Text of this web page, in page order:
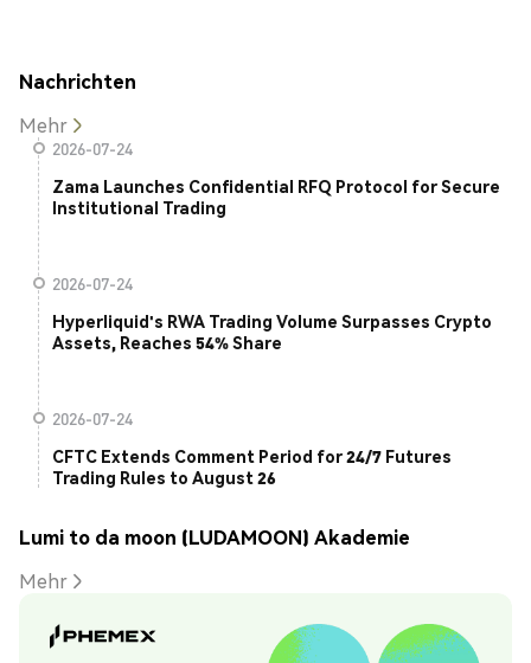
Nachrichten
Mehr
2026-07-24
Zama Launches Confidential RFQ Protocol for Secure
Institutional Trading
2026-07-24
Hyperliquid's RWA Trading Volume Surpasses Crypto
Assets, Reaches 54% Share
2026-07-24
CFTC Extends Comment Period for 24/7 Futures
Trading Rules to August 26
Lumi to da moon (LUDAMOON) Akademie
Mehr